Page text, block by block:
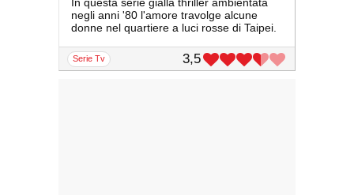
negli anni '80 l'amore travolge alcune
donne nel quartiere a luci rosse di Taipei.
serie Tv 3,5